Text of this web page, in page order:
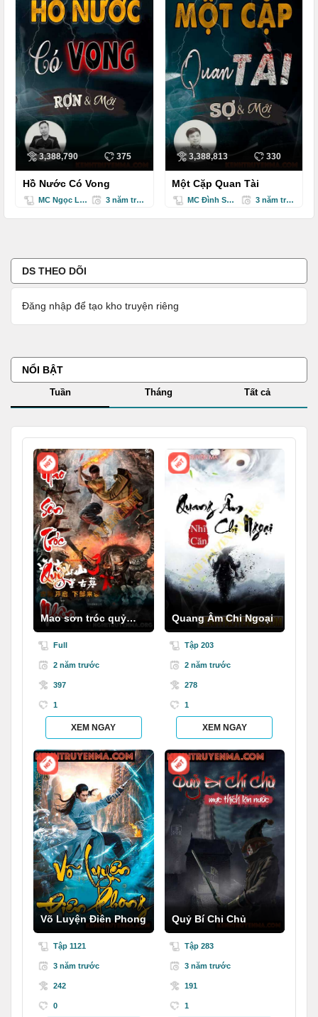
3,388,790 375
Hồ Nước Có Vong
MC Ngọc Lâm 3 năm trước
3,388,813 330
Một Cặp Quan Tài
MC Đình Soạn 3 năm trước
DS THEO DÕI
Đăng nhập để tạo kho truyện riêng
NỔI BẬT
Tuần Tháng Tất cả
Mao sơn tróc quỷ
nhânFull
2 năm trước
397
1
XEM NGAY
Quang Âm Chi Ngoại
Tập 203
2 năm trước
278
1
XEM NGAY
Võ Luyện Điên Phong
Tập 1121
3 năm trước
242
0
Quỷ Bí Chi Chủ
Tập 283
3 năm trước
191
1